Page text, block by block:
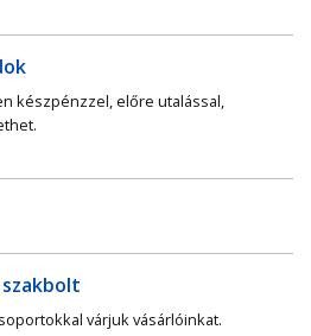
készpénzzel, előre utalással,
is fizethet.
várjuk vásárlóinkat.